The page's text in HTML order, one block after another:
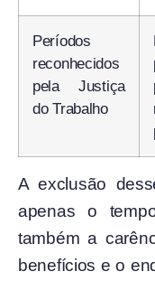
Períodos
reconhecidos
pela Justiça
do Trabalho
A exclusão
apenas o
também a
benefícios e o